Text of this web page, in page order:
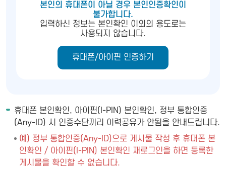
본인의 휴대폰이 아닐 경우 본인인증확인이
불가합니다.
입력하신 정보는 본인확인 이외의 용도로는
사용되지 않습니다.
휴대폰/아이핀 인증하기
휴대폰 본인확인, 아이핀(I-PIN) 본인확인, 정부 통합인증
(Any-ID) 시 인증수단끼리 이력공유가 안됨을 안내드립니다.
예) 정부 통합인증(Any-ID)으로 게시물 작성 후 휴대폰 본
인확인 / 아이핀(I-PIN) 본인확인 재로그인을 하면 등록한
게시물을 확인할 수 없습니다.